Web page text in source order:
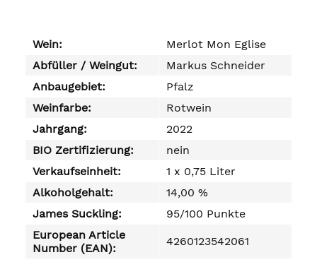
Wein:
Merlot Mon Eglise
Abfüller / Weingut:
Markus Schneider
Anbaugebiet:
Pfalz
Weinfarbe:
Rotwein
Jahrgang:
2022
BIO Zertifizierung:
nein
Verkaufseinheit:
1 x 0,75 Liter
Alkoholgehalt:
14,00 %
James Suckling:
95/100 Punkte
European Article
Number (EAN):
4260123542061